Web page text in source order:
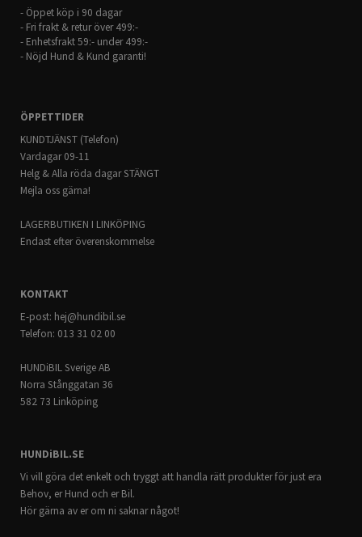
- Öppet köp i 90 dagar
- Fri frakt & retur över 499:-
- Enhetsfrakt 59:- under 499:-
- Nöjd Hund & Kund garanti!
ÖPPETTIDER
KUNDTJÄNST (Telefon)
Vardagar 09-11
Helg & Alla röda dagar STÄNGT
Mejla oss gärna!
LAGERBUTIKEN I LINKÖPING
Endast efter överenskommelse
KONTAKT
E-post: hej@hundibil.se
Telefon: 013 31 02 00
HUNDiBIL Sverige AB
Norra Stånggatan 36
582 73 Linköping
HUNDiBIL.SE
Vi vill göra det enkelt och tryggt att handla rätt produkter för just era
Behov, er Hund och er Bil.
Hör gärna av er om ni saknar något!